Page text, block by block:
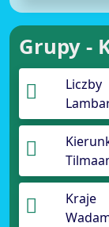
Grupy -
Liczby
Kraje